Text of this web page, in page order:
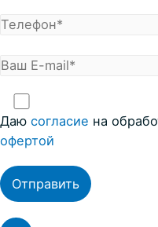
Даю согласие на
офертой